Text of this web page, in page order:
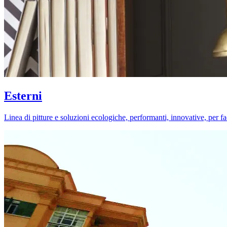
Esterni
Linea di pitture e soluzioni ecologiche, performanti, innovative, per